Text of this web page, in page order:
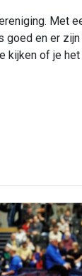
Met
en er
kijken of je